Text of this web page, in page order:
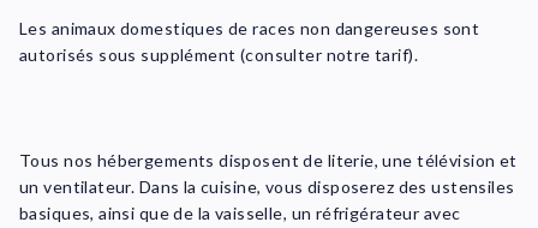
Les animaux domestiques de races non dangereuses sont
autorisés sous supplément (consulter notre tarif).
Tous nos hébergements disposent de literie, une télévision et
un ventilateur. Dans la cuisine, vous disposerez des ustensiles
basiques, ainsi que de la vaisselle, un réfrigérateur avec